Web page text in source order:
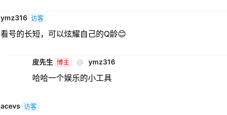
ymz316 访客
看号的长短，可以炫耀自己的Q龄😊
皮先生 博主 @ ymz316
哈哈一个娱乐的小工具
acevs 访客